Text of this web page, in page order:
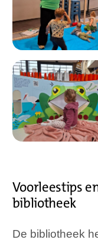
Voorleestips
bibliotheek
De bibliotheek